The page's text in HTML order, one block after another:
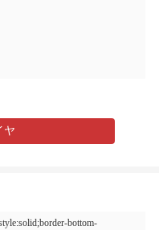
ヤ
bottom-